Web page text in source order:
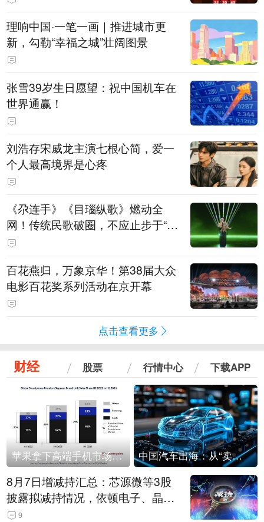
理响中国·一笔一画｜推进城市更
新，勾勒“幸福之城”壮阔图景
张雪39岁生日愿望：祝中国机车在
世界通赢！
刘浩存宋威龙主演七根心简，爱一
个人最高境界是心疼
《尕连手》《目瑙纵歌》燃动全
网！传统民歌破圈，不应止步于“上
头”
百花燕归，万象京华！第38届大众
电影百花奖系列活动在京开幕
点击查看更多
财经 股票 行情中心 下载APP
苹果拿下高端手机市场65%的份额：iPhone 17系列功不可没 中国汽车出海：从“卖出去”到“走进去”
8月7日增减持汇总：芯源微等3股
披露拟减持情况，依顿电子、晶华
微拟增持（表）
9